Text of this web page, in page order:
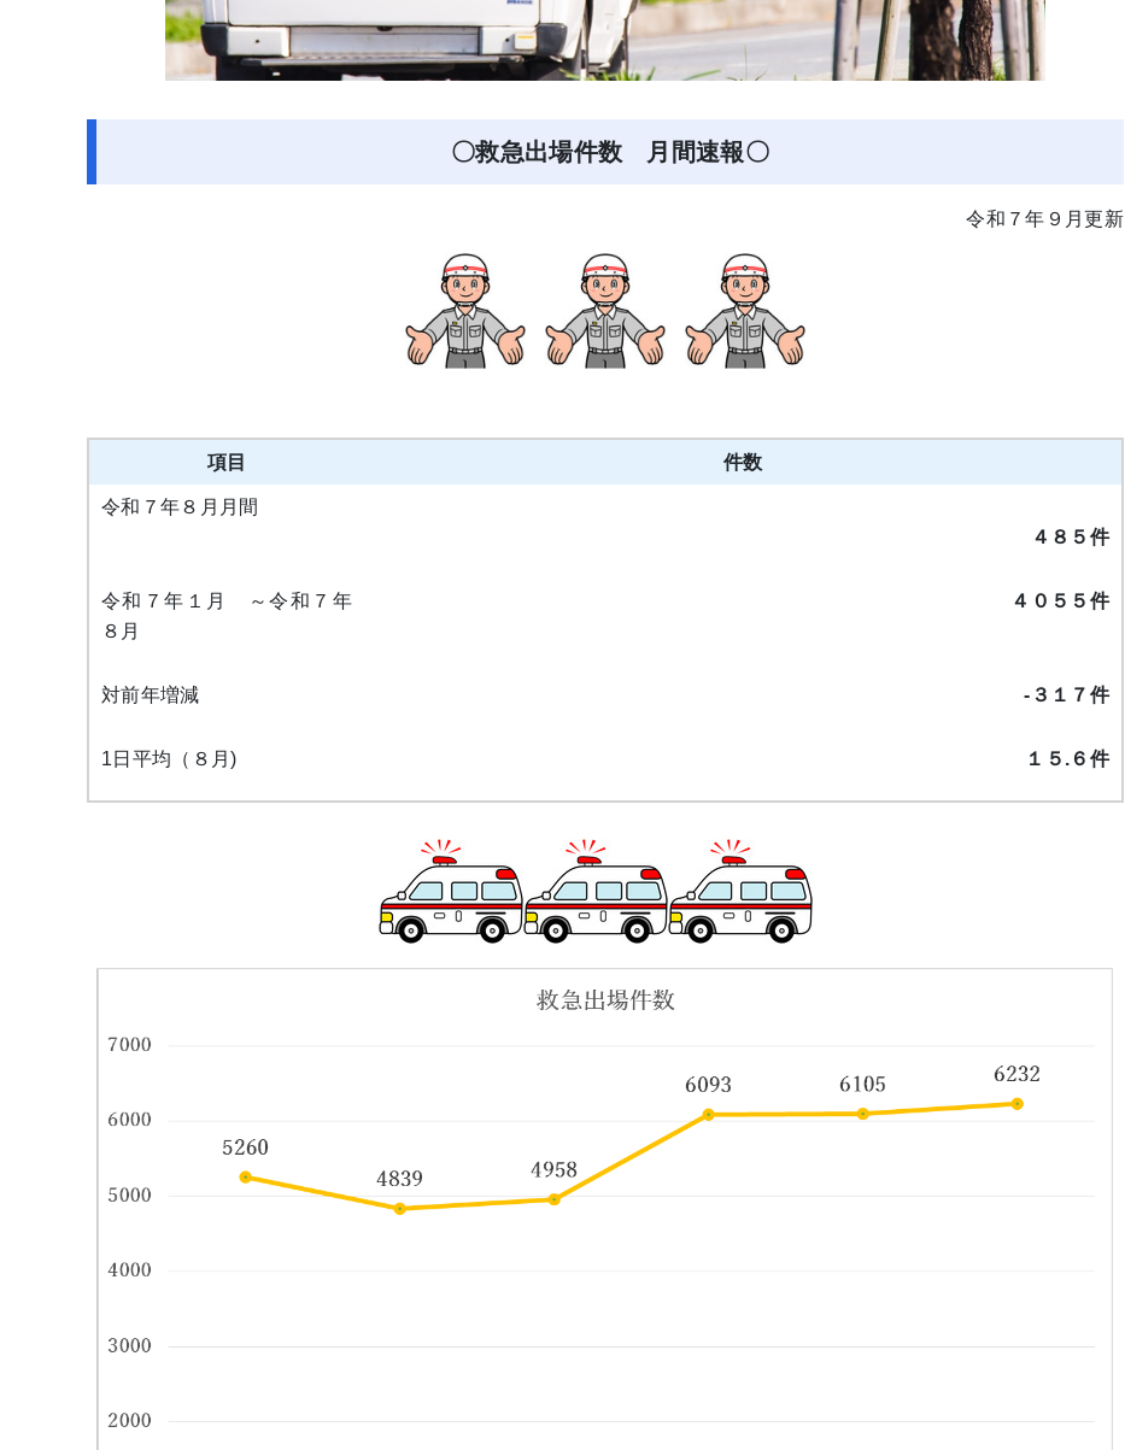
〇救急出場件数 月間速報〇
令和７年９月更新
項目 件数
令和７年８月月間
４８５ 件
令和７年１月 ～令和７年
８月
４０５５件
対前年増減 -３１７件
1日平均（８月) １５.６ 件